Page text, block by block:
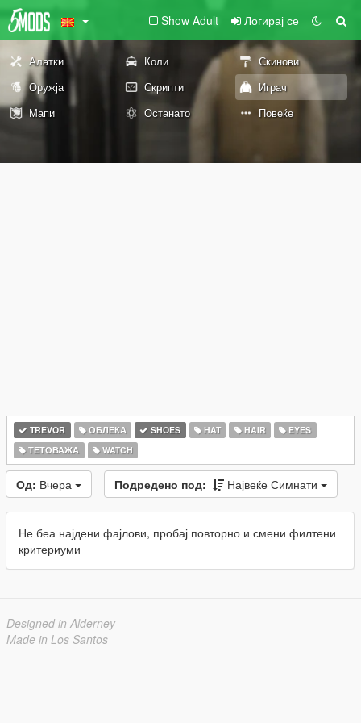
Show Adult Логирај се
Алатки Коли
Скинови
Оружја
Скрипти
Играч
Мапи
Останато Повеќе
TREVOR ОБЛЕКА SHOES HAT HAIR
EYES
ТЕТОВАЖА
WATCH
Од: Вчера Подредено под: Највеќе Симнати
Не беа најдени фајлови, пробај повторно и смени филтени
критериуми
Designed in Alderney
Made in Los Santos